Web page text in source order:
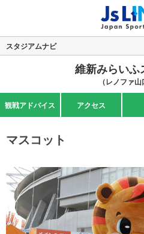
スタジアムナビ
維新みらいふ
（レノファ山
観戦アドバイス アクセス
マスコット